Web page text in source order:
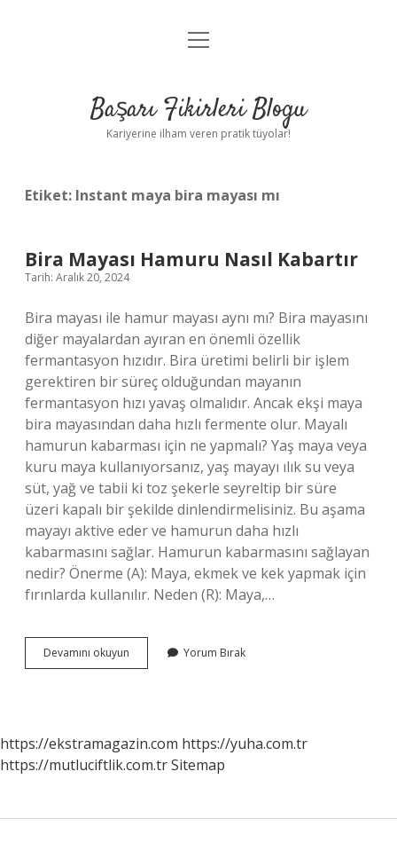
Anasayfa
Yasal Uyarı
menüyü
Başarı Fikirleri Blogu
Kariyerine ilham veren pratik tüyolar!
Etiket: Instant maya bira mayası mı
Bira Mayası Hamuru Nasıl Kabartır
Tarih: Aralık 20, 2024
Bira mayası ile hamur mayası aynı mı? Bira mayasını
diğer mayalardan ayıran en önemli özellik
fermantasyon hızıdır. Bira üretimi belirli bir işlem
gerektiren bir süreç olduğundan mayanın
fermantasyon hızı yavaş olmalıdır. Ancak ekşi maya
bira mayasından daha hızlı fermente olur. Mayalı
hamurun kabarması için ne yapmalı? Yaş maya veya
kuru maya kullanıyorsanız, yaş mayayı ılık su veya
süt, yağ ve tabii ki toz şekerle seyreltip bir süre
üzeri kapalı bir şekilde dinlendirmelisiniz. Bu aşama
mayayı aktive eder ve hamurun daha hızlı
kabarmasını sağlar. Hamurun kabarmasını sağlayan
nedir? Önerme (A): Maya, ekmek ve kek yapmak için
fırınlarda kullanılır. Neden (R): Maya,…
Devamını okuyun
Mayası
Yorum Bırak
https://ekstramagazin.com https://yuha.com.tr
https://mutluciftlik.com.trSitemap